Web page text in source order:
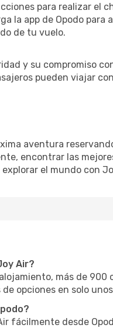
para realizar el
la app de Opodo
de tu vuelo.
y su compromiso
pueden viajar
aventura
encontrar las
el mundo con
Air?
más de
opciones en solo
fácilmente desde